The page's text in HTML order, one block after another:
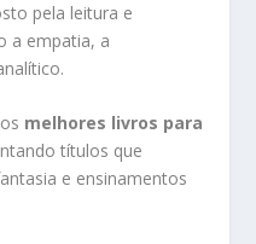
pela leitura e
a empatia, a
melhores livros para
títulos que
e ensinamentos